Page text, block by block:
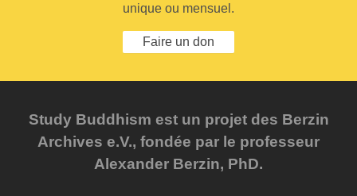
unique ou mensuel.
Faire un don
Study Buddhism est un projet des Berzin
Archives e.V., fondée par le professeur
Alexander Berzin, PhD.